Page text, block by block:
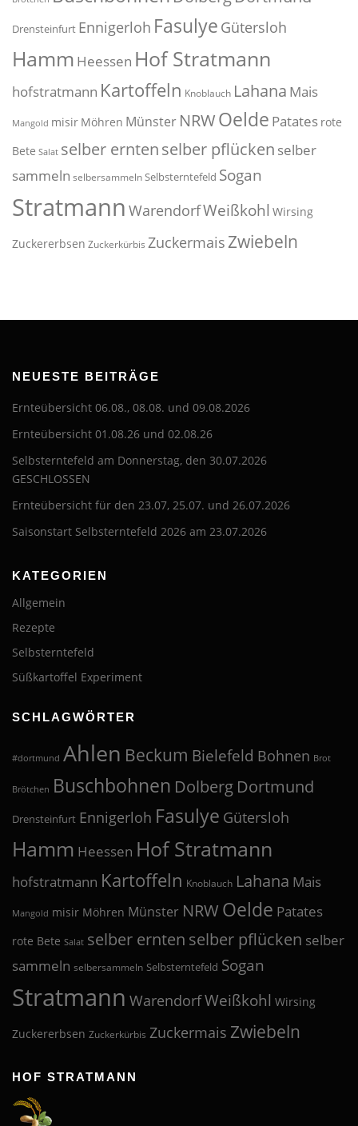
Drensteinfurt Ennigerloh Fasulye Gütersloh
Hamm Heessen Hof Stratmann
hofstratmann Kartoffeln Knoblauch Lahana Mais
Mangold misir Möhren Münster NRWOelde Patates rote
Bete Salat selber erntenselber pflücken selber
sammeln selbersammelnSelbsterntefeld Sogan
Stratmann WarendorfWeißkohl Wirsing
Zuckererbsen Zuckerkürbis Zuckermais Zwiebeln
NEUESTE BEITRÄGE
Ernteübersicht 06.08., 08.08. und 09.08.2026
Ernteübersicht 01.08.26 und 02.08.26
Selbsterntefeld am Donnerstag, den 30.07.2026
GESCHLOSSEN
Ernteübersicht für den 23.07, 25.07. und 26.07.2026
Saisonstart Selbsterntefeld 2026 am 23.07.2026
KATEGORIEN
Allgemein
Rezepte
Selbsterntefeld
Süßkartoffel Experiment
SCHLAGWÖRTER
#dortmund Ahlen Beckum Bielefeld Bohnen Brot
Brötchen Buschbohnen Dolberg Dortmund
Drensteinfurt Ennigerloh Fasulye Gütersloh
Hamm Heessen Hof Stratmann
hofstratmann Kartoffeln Knoblauch Lahana Mais
Mangold misir Möhren Münster NRW Oelde Patates
rote Bete Salat selber ernten selber pflücken selber
sammeln selbersammeln Selbsterntefeld Sogan
Stratmann WarendorfWeißkohl Wirsing
Zuckererbsen Zuckerkürbis Zuckermais Zwiebeln
HOF STRATMANN